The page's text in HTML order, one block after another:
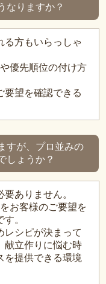
なりますか？
る方もいらっしゃ
優先順位の付け方
要望を確認できる
すが、プロ並みの
しょうか？
ありません。
お客様のご要望を
。
レシピが決まって
献立作りに悩む時
を提供できる環境